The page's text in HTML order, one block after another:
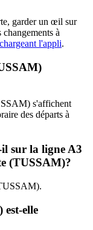
garder un œil sur
à
l'appli.
s'affichent
des départs à
sur la ligne A3
(TUSSAM)?
elle